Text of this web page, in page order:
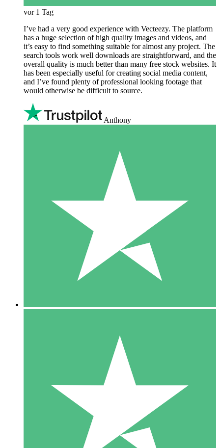
vor 1 Tag
I’ve had a very good experience with Vecteezy. The platform
has a huge selection of high quality images and videos, and
it’s easy to find something suitable for almost any project. The
search tools work well downloads are straightforward, and the
overall quality is much better than many free stock websites. It
has been especially useful for creating social media content,
and I’ve found plenty of professional looking footage that
would otherwise be difficult to source.
Anthony